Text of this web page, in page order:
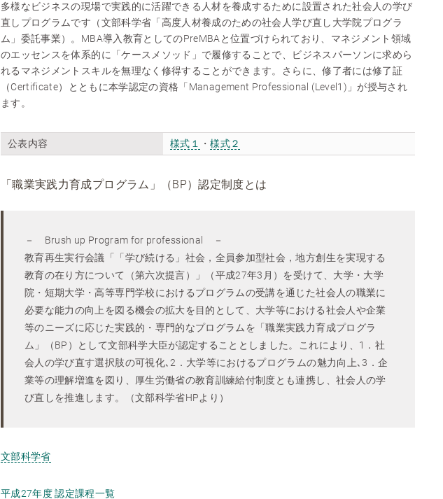
多様なビジネスの現場で実践的に活躍できる人材を養成するために設置された社会人の学び
直しプログラムです（文部科学省「高度人材養成のための社会人学び直し大学院プログラ
ム」委託事業）。MBA導入教育としてのPreMBAと位置づけられており、マネジメント領域
のエッセンスを体系的に「ケースメソッド」で履修することで、ビジネスパーソンに求めら
れるマネジメントスキルを無理なく修得することができます。さらに、修了者には修了証
（Certificate）とともに本学認定の資格「Management Professional (Level1)」が授与され
ます。
公表内容 様式１ ・様式２
「職業実践力育成プログラム」（BP）認定制度とは
－ Brush up Program for professional －
教育再生実行会議「「学び続ける」社会，全員参加型社会，地方創生を実現する
教育の在り方について（第六次提言）」（平成27年3月）を受けて、大学・大学
院・短期大学・高等専門学校におけるプログラムの受講を通じた社会人の職業に
必要な能力の向上を図る機会の拡大を目的として、大学等における社会人や企業
等のニーズに応じた実践的・専門的なプログラムを「職業実践力育成プログラ
ム」（BP）として文部科学大臣が認定することとしました。これにより、1．社
会人の学び直す選択肢の可視化､2．大学等におけるプログラムの魅力向上､3．企
業等の理解増進を図り、厚生労働省の教育訓練給付制度とも連携し、社会人の学
び直しを推進します。（文部科学省HPより）
文部科学省
平成27年度 認定課程一覧